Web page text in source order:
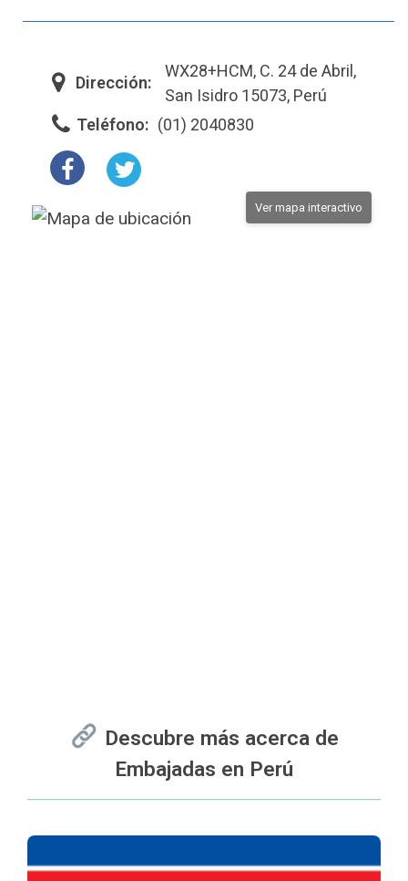
Dirección:
WX28+HCM, C. 24 de Abril,
San Isidro 15073, Perú
Teléfono: (01) 2040830
Ver mapa interactivo
Descubre más acerca de
Embajadas en Perú